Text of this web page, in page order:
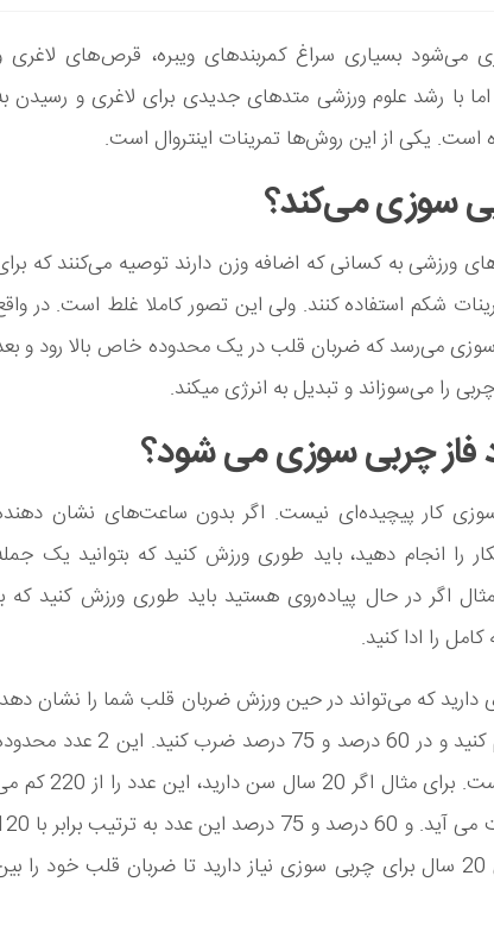
می‌شود بسیاری سراغ کمربندهای ویبره، قرص‌های لاغری
با رشد علوم ورزشی متدهای جدیدی برای لاغری و رسیدن
است. یکی از این روش‌ها تمرینات اینتروال است.
سوزی می‌کند؟
ورزشی به کسانی که اضافه وزن دارند توصیه می‌کنند که
شکم استفاده کنند. ولی این تصور کاملا غلط است. در
سوزی می‌رسد که ضربان قلب در یک محدوده خاص بالا رود و
را می‌سوزاند و تبدیل به انرژی میکند.
فاز چربی سوزی می شود؟
کار پیچیده‌ای نیست. اگر بدون ساعت‌های نشان
را انجام دهید، باید طوری ورزش کنید که بتوانید یک
اگر در حال پیاده‌روی هستید باید طوری ورزش کنید که
را ادا کنید.
دارید که می‌تواند در حین ورزش ضربان قلب شما را نشان
سن‌تان را از عدد 220 کم کنید و در 60 درصد و 75 درصد ضرب کنید. این 2
ضربان چربی سوزی شماست. برای مثال اگر 20 سال سن دارید، این
کنیم که عدد 200 به دست می آید. و 60 درصد و 75 درصد این
و 150 است. شما با سن 20 سال برای چربی سوزی نیاز دارید تا ضربان قلب خود را